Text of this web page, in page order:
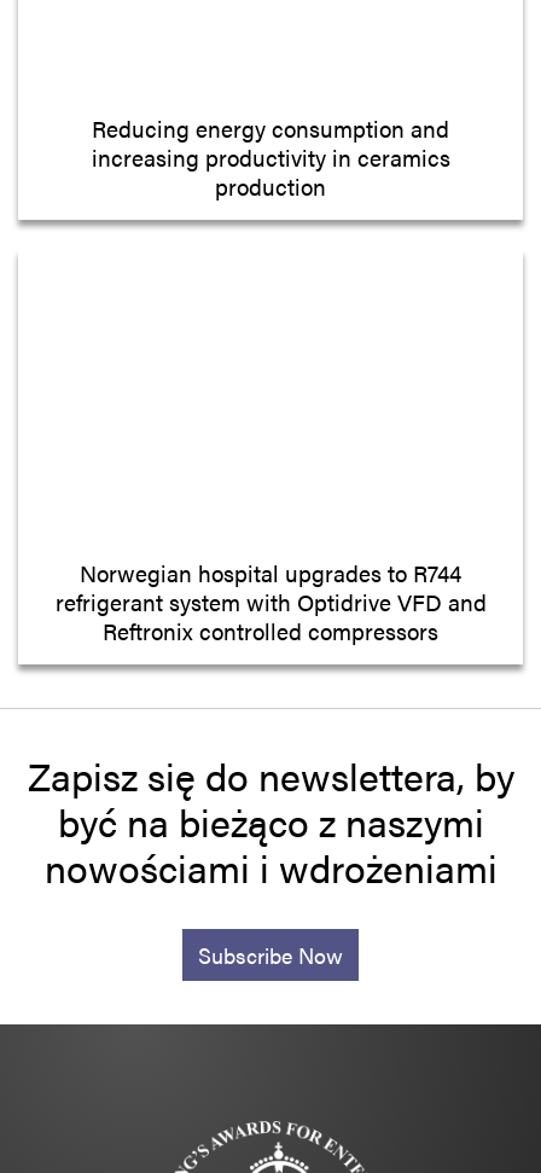
Reducing energy consumption and
increasing productivity in ceramics
production
Norwegian hospital upgrades to R744
refrigerant system with Optidrive VFD and
Reftronix controlled compressors
Zapisz się do newslettera, by
być na bieżąco z naszymi
nowościami i wdrożeniami
Subscribe Now